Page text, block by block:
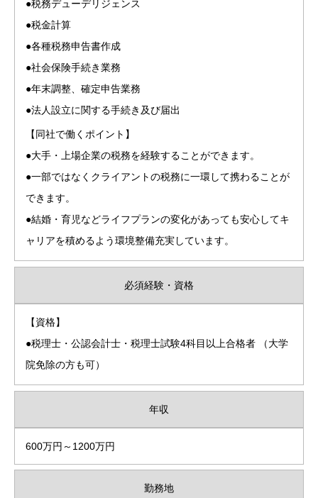
●税務デューデリジェンス
●税金計算
●各種税務申告書作成
●社会保険手続き業務
●年末調整、確定申告業務
●法人設立に関する手続き及び届出
【同社で働くポイント】
●大手・上場企業の税務を経験することができます。
●一部ではなくクライアントの税務に一環して携わることが
できます。
●結婚・育児などライフプランの変化があっても安心してキ
ャリアを積めるよう環境整備充実しています。
必須経験・資格
【資格】
●税理士・公認会計士・税理士試験4科目以上合格者 （大学
院免除の方も可）
年収
600万円～1200万円
勤務地